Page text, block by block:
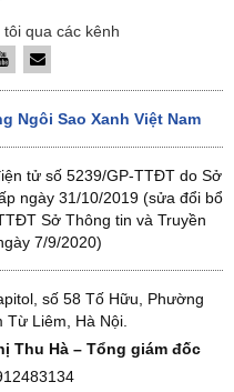
qua các kênh
Ngôi Sao Xanh Việt Nam
tử số 5239/GP-TTĐT do Sở
ngày 31/10/2019 (sửa đổi bổ
Sở Thông tin và Truyền
7/9/2020)
số 58 Tố Hữu, Phường
Từ Liêm, Hà Nội.
Thu Hà – Tổng giám đốc